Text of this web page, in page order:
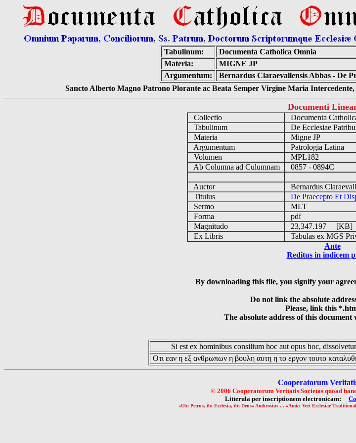
Tabulinum:
Documenta Catholica Omnia
Materia:
MIGNE JP
Argumentum:
Bernardus Claraevallensis Abbas - De
Sancto Alberto Magno Patrono Plorante ac Beata Semper Virgine Maria
Documenti
Collectio
Documenta
Tabulinum
De Ecclesiae
Materia
Migne JP
Argumentum
Patrologia Latina
Volumen
MPL182
Ab Columna ad Culumnam
0857 - 0894C
Auctor
Bernardus
Titulus
De Praecepto Et
Sermo
MLT
Forma
pdf
Magnitudo
23,347.197 [KB]
Ex Libris
Tabulas ex MGS
Ante
Reditus in indicem
By downloading this file, you signify your
Do not link the absolute
Please, link this
The absolute address of this document
Si est ex hominibus consilium hoc aut opus hoc,
Οτι εαν η εξ ανθρωπων η βουλη αυτη η το εργον τουτο
Cooperatorum
© 2006 Cooperatorum Veritatis Societas quoad
Litterula per inscriptionem electronicam:
«Ubi Petrus, ibi Ecclesia, ibi Deus» Ambrosius ... «Amici Veri Ecclesiae